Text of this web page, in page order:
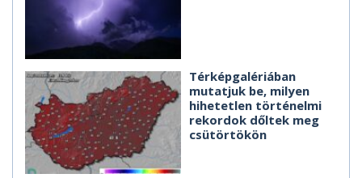
Térképgalériában
mutatjuk be, milyen
hihetetlen történelmi
rekordok dőltek meg
csütörtökön